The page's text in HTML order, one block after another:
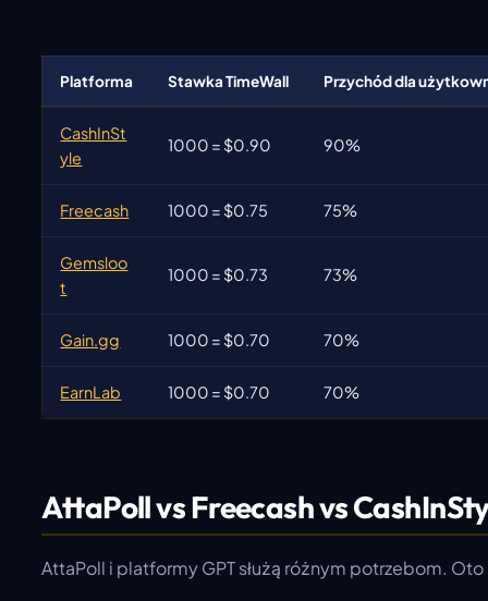
Platforma Stawka TimeWall Przychód dla
CashInSt
yle
1000 = $0.90 90%
Freecash 1000 = $0.75 75%
Gemsloo
t
1000 = $0.73 73%
Gain.gg 1000 = $0.70 70%
EarnLab 1000 = $0.70 70%
AttaPoll vs Freecash vs
AttaPoll i platformy GPT służą różnym potrzebom.